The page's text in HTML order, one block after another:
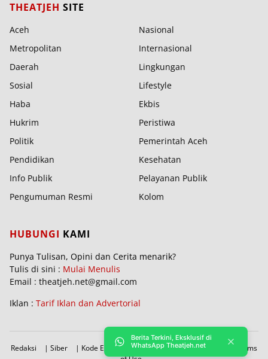
THEATJEH SITE
Aceh
Nasional
Metropolitan
Internasional
Daerah
Lingkungan
Sosial
Lifestyle
Haba
Ekbis
Hukrim
Peristiwa
Politik
Pemerintah Aceh
Pendidikan
Kesehatan
Info Publik
Pelayanan Publik
Pengumuman Resmi
Kolom
HUBUNGI KAMI
Punya Tulisan, Opini dan Cerita menarik?
Tulis di sini : Mulai Menulis
Email : theatjeh.net@gmail.com
Iklan : Tarif Iklan dan Advertorial
Redaksi | Siber | Kode Etik | PBRA |Donasi |Sitemap |
Terms
Berita Terkini, Eksklusif di
WhatsApp Theatjeh.net